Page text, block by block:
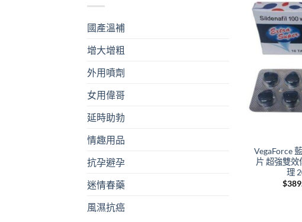
國產溫補
增大增粗
外用噴劑
女用偉哥
延時助勃
情趣用品
抗孕避孕
迷情春藥
風濕抗癌
VegaForce
片 超強雙
理
$